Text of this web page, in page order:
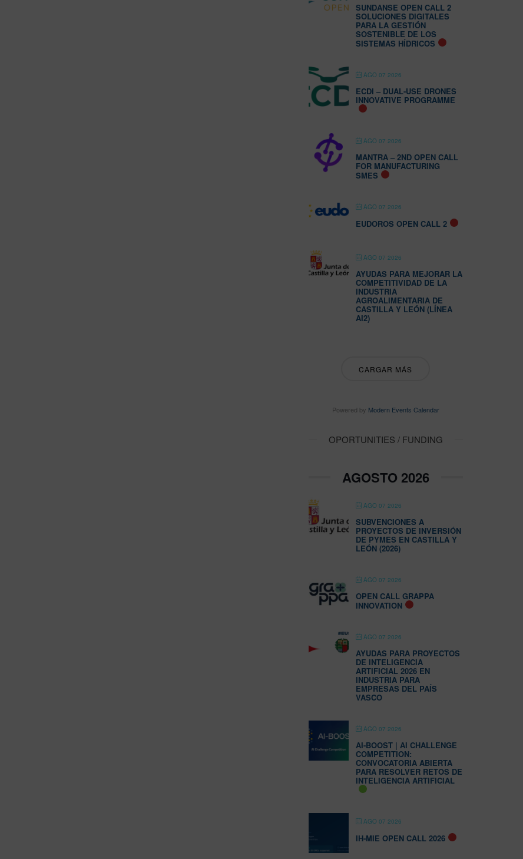
SUNDANSE OPEN CALL 2
SOLUCIONES DIGITALES
PARA LA GESTIÓN
SOSTENIBLE DE LOS
SISTEMAS HÍDRICOS
AGO 07 2026
ECDI – DUAL-USE DRONES
INNOVATIVE PROGRAMME
AGO 07 2026
MANTRA – 2ND OPEN CALL
FOR MANUFACTURING
SMES
AGO 07 2026
EUDOROS OPEN CALL 2
AGO 07 2026
AYUDAS PARA MEJORAR LA
COMPETITIVIDAD DE LA
INDUSTRIA
AGROALIMENTARIA DE
CASTILLA Y LEÓN (LÍNEA
AI2)
CARGAR MÁS
Powered by Modern Events Calendar
OPORTUNITIES / FUNDING
AGOSTO 2026
AGO 07 2026
SUBVENCIONES A
PROYECTOS DE INVERSIÓN
DE PYMES EN CASTILLA Y
LEÓN (2026)
AGO 07 2026
OPEN CALL GRAPPA
INNOVATION
AGO 07 2026
AYUDAS PARA PROYECTOS
DE INTELIGENCIA
ARTIFICIAL 2026 EN
INDUSTRIA PARA
EMPRESAS DEL PAÍS
VASCO
AGO 07 2026
AI-BOOST | AI CHALLENGE
COMPETITION:
CONVOCATORIA ABIERTA
PARA RESOLVER RETOS DE
INTELIGENCIA ARTIFICIAL
AGO 07 2026
IH-MIE OPEN CALL 2026